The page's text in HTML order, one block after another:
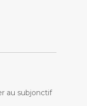
au subjonctif